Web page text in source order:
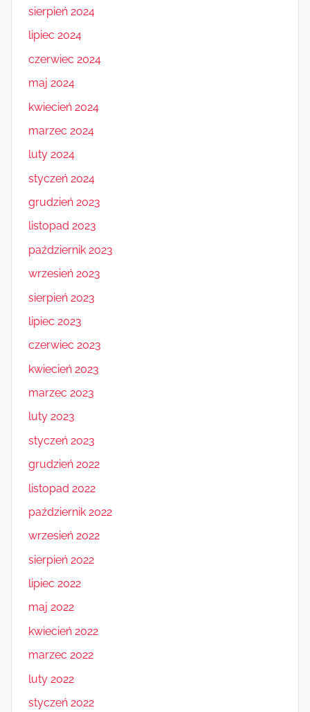
sierpień 2024
lipiec 2024
czerwiec 2024
maj 2024
kwiecień 2024
marzec 2024
luty 2024
styczeń 2024
grudzień 2023
listopad 2023
październik 2023
wrzesień 2023
sierpień 2023
lipiec 2023
czerwiec 2023
kwiecień 2023
marzec 2023
luty 2023
styczeń 2023
grudzień 2022
listopad 2022
październik 2022
wrzesień 2022
sierpień 2022
lipiec 2022
maj 2022
kwiecień 2022
marzec 2022
luty 2022
styczeń 2022